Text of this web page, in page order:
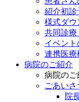
紹介初診
様式ダウ
共同診療
イベント
連携医療
病院のご紹介
病院のご
ごあいさ
院